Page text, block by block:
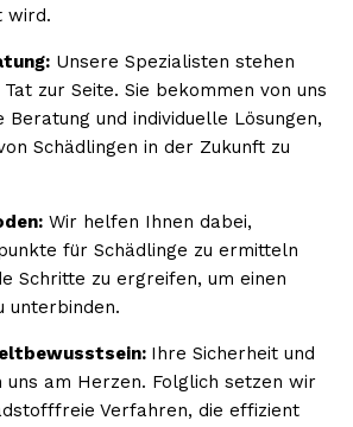
wird.
Unsere Spezialisten stehen
zur Seite. Sie bekommen von uns
Beratung und individuelle Lösungen,
Schädlingen in der Zukunft zu
Wir helfen Ihnen dabei,
für Schädlinge zu ermitteln
Schritte zu ergreifen, um einen
unterbinden.
Ihre Sicherheit und
am Herzen. Folglich setzen wir
Verfahren, die effizient